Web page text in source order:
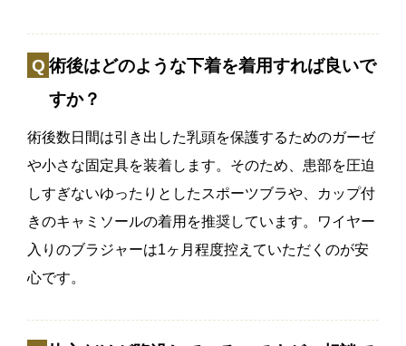
術後はどのような下着を着用すれば良いで
すか？
術後数日間は引き出した乳頭を保護するためのガーゼ
や小さな固定具を装着します。そのため、患部を圧迫
しすぎないゆったりとしたスポーツブラや、カップ付
きのキャミソールの着用を推奨しています。ワイヤー
入りのブラジャーは1ヶ月程度控えていただくのが安
心です。